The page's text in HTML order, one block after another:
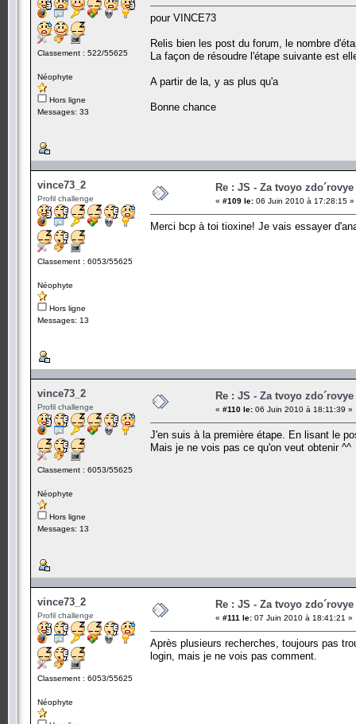
Classement : 522/55625
Néophyte
Hors ligne
Messages: 33
pour VINCE73
Relis bien les post du forum, le nombre
La façon de résoudre l'étape suivante est
A partir de la, y as plus qu'a
Bonne chance
vince73_2
Profil challenge
Classement : 6053/55625
Néophyte
Hors ligne
Messages: 13
Re : JS - Za tvoyo zdo´rovye
« #109 le: 06 Juin 2010 à 17:28:15 »
Merci bcp à toi tioxine! Je vais essayer
vince73_2
Profil challenge
Classement : 6053/55625
Néophyte
Hors ligne
Messages: 13
Re : JS - Za tvoyo zdo´rovye
« #110 le: 06 Juin 2010 à 18:11:39 »
J'en suis à la première étape. En lisant le
Mais je ne vois pas ce qu'on veut obtenir ^^
vince73_2
Profil challenge
Classement : 6053/55625
Néophyte
Re : JS - Za tvoyo zdo´rovye
« #111 le: 07 Juin 2010 à 18:41:21 »
Après plusieurs recherches, toujours pas
login, mais je ne vois pas comment.